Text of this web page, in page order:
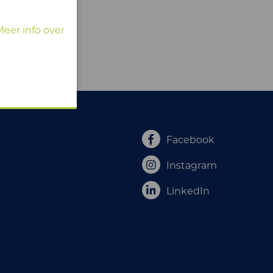
Facebook
Instagram
LinkedIn
info over